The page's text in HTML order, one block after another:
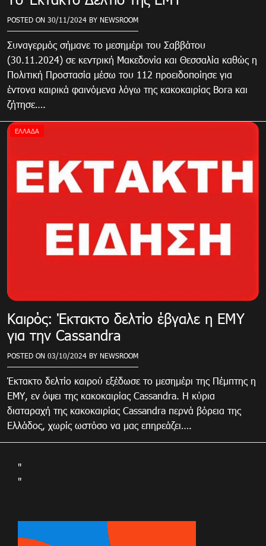
POSTED ON 30/11/2024 BY NEWSROOM
Συναγερμός σήμανε το μεσημέρι του Σαββάτου
(30.11.2024) σε κεντρική Μακεδονία και Θεσσαλία καθώς η
Πολιτική Προστασία μέσω του 112 προειδοποίησε για
έντονα καιρικά φαινόμενα λόγω της κακοκαιρίας Bora και
ζήτησε….
ΕΛΛΆΔΑ
Καιρός: Έκτακτο δελτίο έβγαλε η ΕΜΥ
για την Cassandra
POSTED ON 03/10/2024 BY NEWSROOM
Έκτακτο δελτίο καιρού εξέδωσε το μεσημέρι της Πέμπτης η
ΕΜΥ, εν όψει της κακοκαιρίας Cassandra. Η κύρια
διαταραχή της κακοκαιρίας Cassandra περνά βόρεια της
Ελλάδος, χωρίς ωστόσο να μας επηρεάζει….
"
"